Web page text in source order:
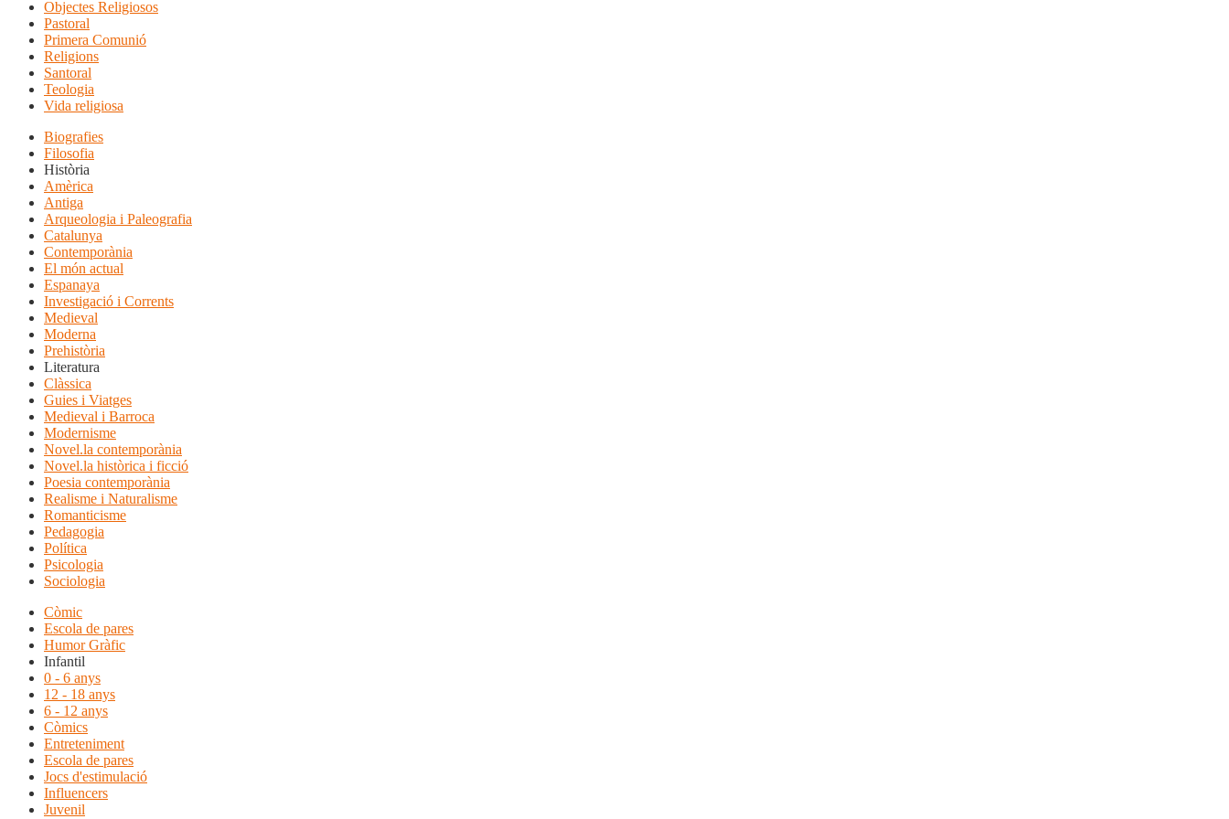
Objectes Religiosos
Pastoral
Primera Comunió
Religions
Santoral
Teologia
Vida religiosa
Biografies
Filosofia
Història
Amèrica
Antiga
Arqueologia i Paleografia
Catalunya
Contemporània
El món actual
Espanaya
Investigació i Corrents
Medieval
Moderna
Prehistòria
Literatura
Clàssica
Guies i Viatges
Medieval i Barroca
Modernisme
Novel.la contemporània
Novel.la històrica i ficció
Poesia contemporània
Realisme i Naturalisme
Romanticisme
Pedagogia
Política
Psicologia
Sociologia
Còmic
Escola de pares
Humor Gràfic
Infantil
0 - 6 anys
12 - 18 anys
6 - 12 anys
Còmics
Entreteniment
Escola de pares
Jocs d'estimulació
Influencers
Juvenil